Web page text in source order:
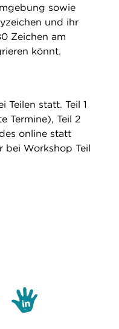
sowie
und ihr
Zeichen am
könnt.
Teilen statt. Teil 1
Termine), Teil 2
online statt
bei Workshop Teil